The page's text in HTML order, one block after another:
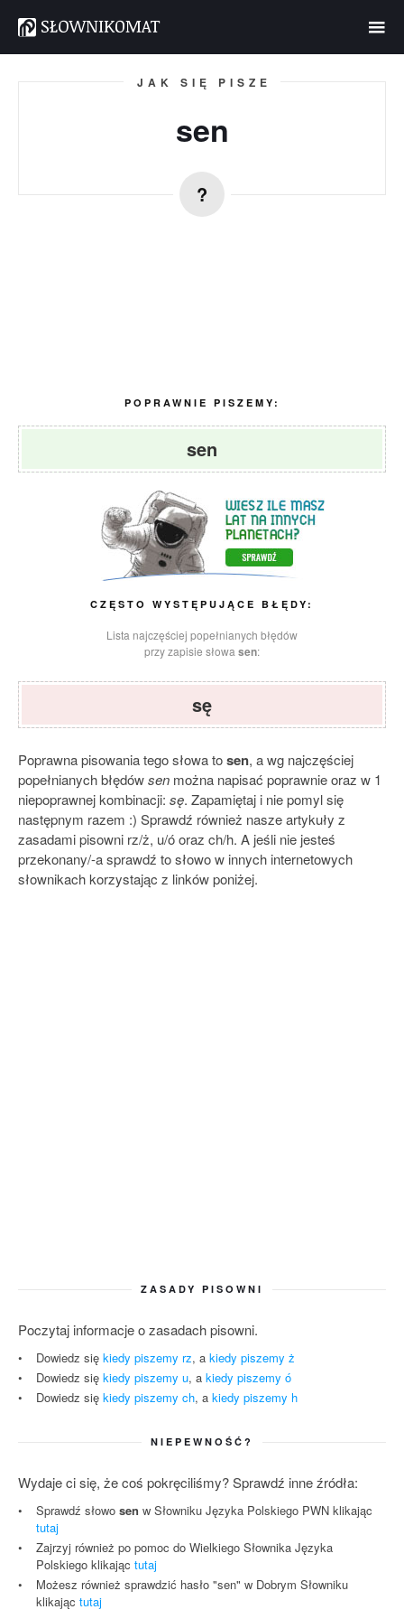
JAK SIĘ PISZE
sen
POPRAWNIE PISZEMY:
sen
CZĘSTO WYSTĘPUJĄCE BŁĘDY:
Lista najczęściej popełnianych błędów
przy zapisie słowa sen:
sę
Poprawna pisowania tego słowa tosen, a wg najczęściej
popełnianych błędówsen można napisać poprawnie oraz w 1
niepoprawnej kombinacji: sę. Zapamiętaj i nie pomyl się
następnym razem :) Sprawdź również nasze artykuły z
zasadami pisowni rz/ż, u/ó oraz ch/h. A jeśli nie jesteś
przekonany/-a sprawdź to słowo w innych internetowych
słownikach korzystając z linków poniżej.
ZASADY PISOWNI
Poczytaj informacje o zasadach pisowni.
Dowiedz się kiedy piszemy rz, a kiedy piszemy ż
Dowiedz się kiedy piszemy u, a kiedy piszemy ó
Dowiedz się kiedy piszemy ch, a kiedy piszemy h
NIEPEWNOŚĆ?
Wydaje ci się, że coś pokręciliśmy? Sprawdź inne źródła:
Sprawdź słowo sen w Słowniku Języka Polskiego PWN klikając
tutaj
Zajrzyj również po pomoc do Wielkiego Słownika Języka
Polskiego klikając tutaj
Możesz również sprawdzić hasło "sen" w Dobrym Słowniku
klikając tutaj